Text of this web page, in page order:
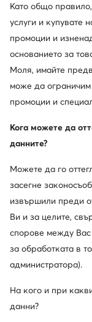
Един клуб,
Промоции
срок за
Отстъпки
за
30 дни
14 дни за
10%
Като общо
услуги и купувате
промоции и
основанието за
Моля, имайте
може да ограничим
промоции и
Кога можете да
данните?
Можете да го
засегне
извършили преди
Ви и за целите,
спорове между Вас
за обработката в
администратора).
На кого и при
данни?